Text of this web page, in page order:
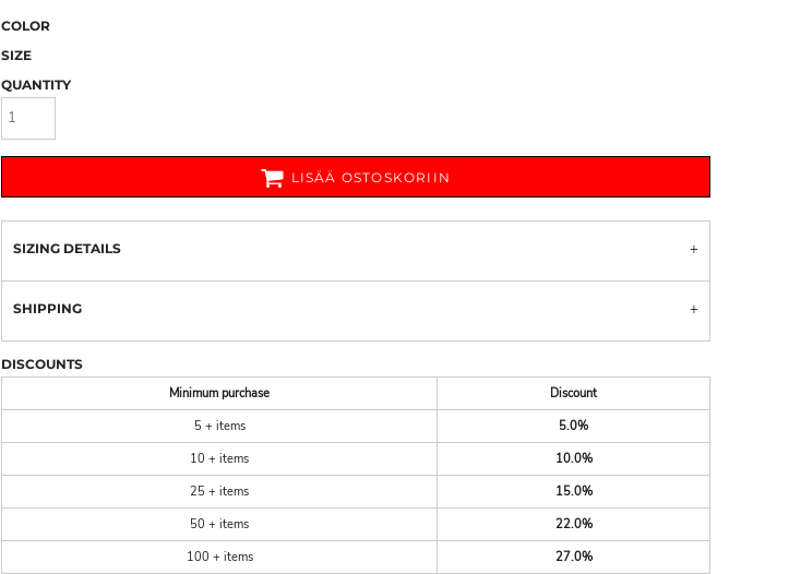
COLOR
SIZE
QUANTITY
LISÄÄ OSTOSKORIIN
SIZING DETAILS
SHIPPING
DISCOUNTS
Minimum purchase
Discount
5 + items
5.0%
10 + items
10.0%
25 + items
15.0%
50 + items
22.0%
100 + items
27.0%